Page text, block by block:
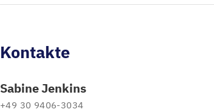
Kontakte
Sabine Jenkins
+49 30 9406-3034